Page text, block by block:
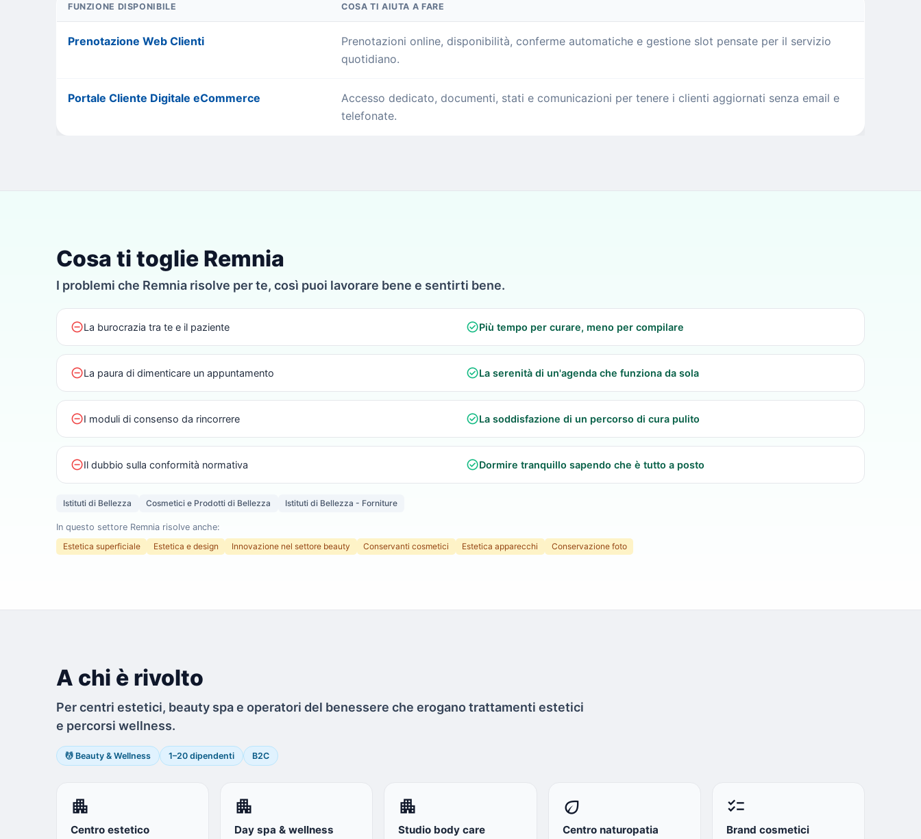
FUNZIONE DISPONIBILE COSA TI AIUTA A FARE
Prenotazione Web Clienti
Prenotazioni online, disponibilità, conferme automatiche e gestione slot pensate per il servizio
quotidiano.
Portale Cliente Digitale eCommerce
Accesso dedicato, documenti, stati e comunicazioni per tenere i clienti aggiornati senza email e
telefonate.
Cosa ti toglie Remnia
I problemi che Remnia risolve per te, così puoi lavorare bene e sentirti bene.
do_not_disturb_onLa burocrazia tra te e il paziente check_circlePiù tempo per curare, meno per compilare
do_not_disturb_onLa paura di dimenticare un appuntamento check_circleLa serenità di un'agenda che funziona da sola
do_not_disturb_onI moduli di consenso da rincorrere check_circleLa soddisfazione di un percorso di cura pulito
do_not_disturb_onIl dubbio sulla conformità normativa check_circleDormire tranquillo sapendo che è tutto a posto
Istituti di Bellezza Cosmetici e Prodotti di Bellezza Istituti di Bellezza - Forniture
In questo settore Remnia risolve anche:
Estetica superficiale
Estetica e design Innovazione nel settore beauty Conservanti cosmetici Estetica apparecchi Conservazione foto
A chi è rivolto
Per centri estetici, beauty spa e operatori del benessere che erogano trattamenti estetici
e percorsi wellness.
💆 Beauty & Wellness 1–20 dipendenti B2C
apartment
Centro estetico
apartment
Day spa & wellness
apartment
Studio body care
eco
Centro naturopatia
checklist
Brand cosmetici